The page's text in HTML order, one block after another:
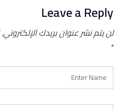
Leave a Reply
لن يتم نشر عنوان بريدك الإلكتروني.
*